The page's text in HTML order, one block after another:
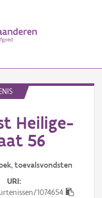
Heilige-
56
toevalsvondsten
URI
1074654